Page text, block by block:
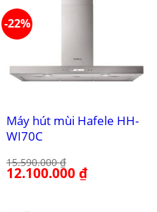
-22%
Máy hút mùi Hafele HH-
WI70C
15.590.000₫
Giá
gốc
12.100.000₫Giá
hiện